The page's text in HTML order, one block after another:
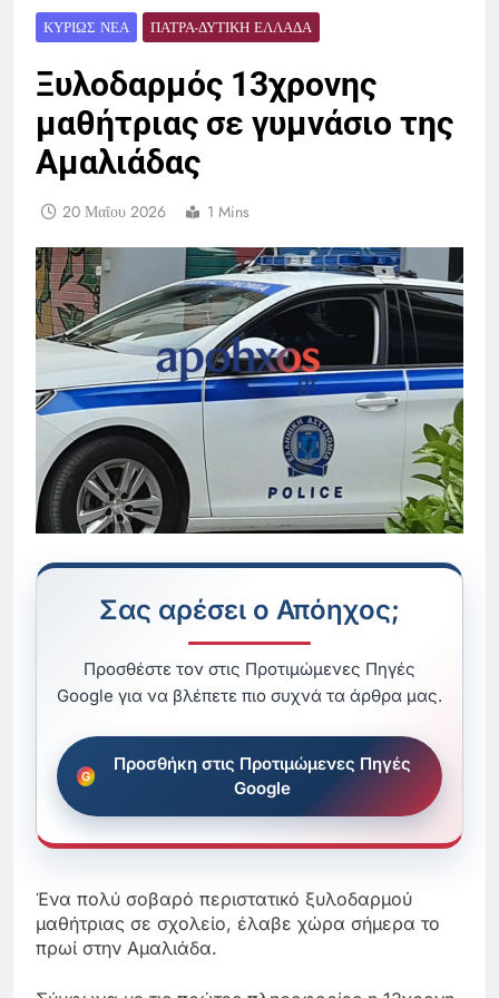
ΚΥΡΊΩΣ ΝΈΑ ΠΆΤΡΑ-ΔΥΤΙΚΉ ΕΛΛΆΔΑ
Ξυλοδαρμός 13χρονης
μαθήτριας σε γυμνάσιο της
Αμαλιάδας
20 Μαΐου 2026 1 Mins
Σας αρέσει ο Απόηχος;
Προσθέστε τον στις Προτιμώμενες Πηγές
Google για να βλέπετε πιο συχνά τα άρθρα μας.
Προσθήκη στις Προτιμώμενες Πηγές
Google
Ένα πολύ σοβαρό περιστατικό ξυλοδαρμού
μαθήτριας σε σχολείο, έλαβε χώρα σήμερα το
πρωί στην Αμαλιάδα.